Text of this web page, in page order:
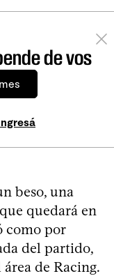
de vos
beso, una
quedará en
como por
del partido,
de Racing.